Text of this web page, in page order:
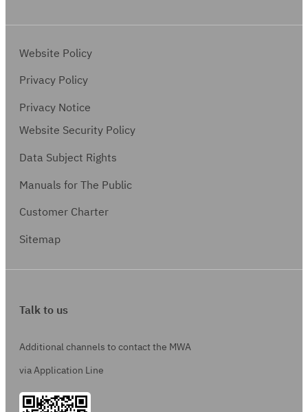
Website Policy
Privacy Policy
Privacy Notice
Website Security Policy
Data Subject Rights
Manuals for The Public
Customer Charter
Sitemap
Talk to us
Additional channels to contact the MWA
via Application Line